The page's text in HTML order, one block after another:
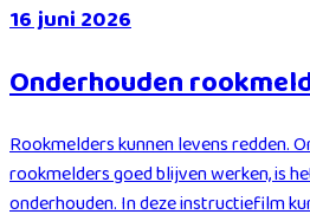
16 juni 2026
Onderhouden
Rookmelders kunnen levens redden.
rookmelders goed blijven werken, is
onderhouden. In deze instructiefilm